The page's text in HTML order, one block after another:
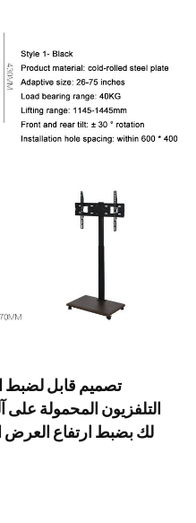
تصميم قابل لضبط
التلفزيون المحمولة على
لك بضبط ارتفاع العرض